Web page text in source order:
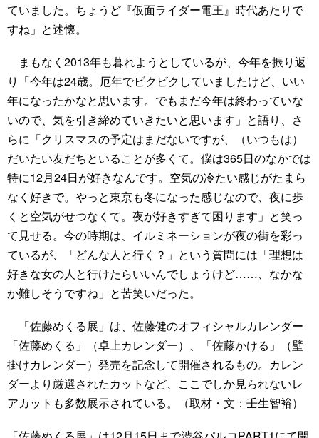
ていました。ちょうど『仮面ライダー電王』時代あたりで
すね」と述懐。
まもなく2013年も暮れようとしているが、今年を振り返
り「今年は24歳。厄年でビクビクしていましたけど、いい
年になったかなと思います。でもまだ今年は終わっていな
いので、気を引き締めていきたいと思います」と語り、さ
らに「クリスマスの予定はまだないですが、（いつもは）
だいたい友だちといることが多くて。僕は365日のなかでは
特に12月24日が好きなんです。空気の冷たい感じがたまら
なく好きで。やっと東京も冬になった感じなので、夜に歩
くと空気がせつなくて。夜が好きすぎて困ります」と笑っ
て見せる。今の時期は、イルミネーションが夜の街を彩っ
ているが、「どんな人と行く？」という質問には「理想は
好きな女の人と行けたらいいんでしょうけど……、なかな
か難しそうですね」と苦笑いだった。
「佐藤めくる展」は、佐藤健のオフィシャルカレンダー
「佐藤めくる」（卓上カレンダー）、「佐藤かける」（壁
掛けカレンダー）発売を記念して開催されるもの。カレン
ダーより厳選されたカットなど、ここでしか見られないレ
アカットも多数展示されている。（取材・文：壬生智裕）